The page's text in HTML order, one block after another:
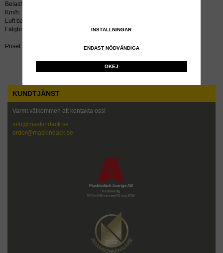
Belastning kg/psi: 115
Km/h: 100
Luft bar: 2.50
Fälgbredd tum: 1.50x10
Priset inkluderar återvinningsavgift!
KUNDTJÄNST
Varmt välkommen att kontakta oss!
info@maskindack.se
order@maskindack.se
INSTÄLLNINGAR
ENDAST NÖDVÄNDIGA
OKEJ